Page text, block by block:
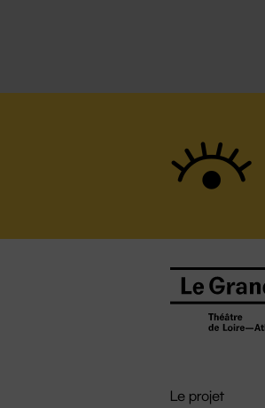
Le projet